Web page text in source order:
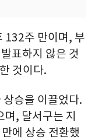
주 만이며, 부
표하지 않은 것
것이다.
승을 이끌었다.
, 달서구는 지
에 상승 전환했